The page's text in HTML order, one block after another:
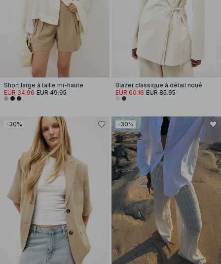
Short large à taille mi-haute
EUR 34.96 EUR 49.95
Blazer classique à détail noué
EUR 60.16 EUR 85.95
-30% -30%